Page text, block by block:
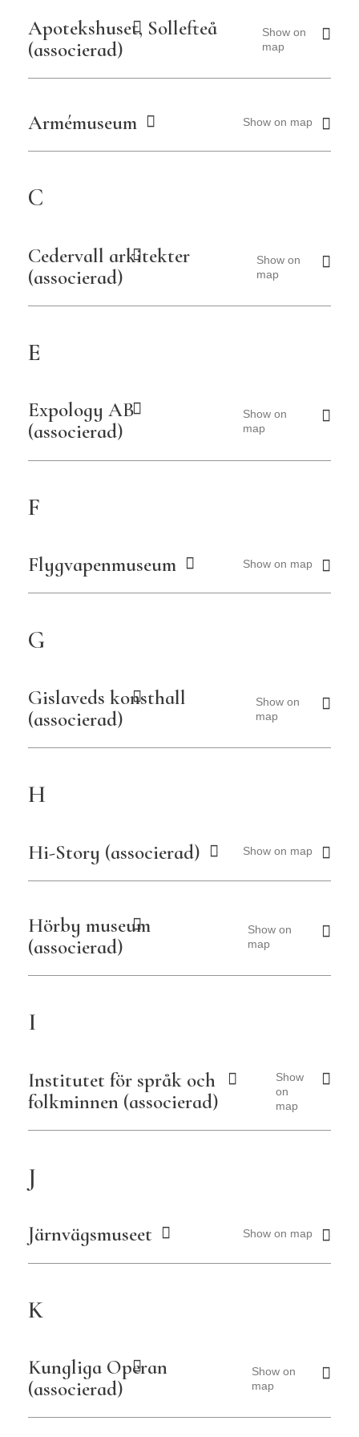
Östergötlands museum
Apotekshuset, Sollefteå
(associerad)
Show on
map
Armémuseum Show on map
C
Cedervall arkitekter
(associerad)
Show on
map
E
Expology AB
(associerad)
Show on
map
F
Flygvapenmuseum Show on map
G
Gislaveds konsthall
(associerad)
Show on
map
H
Hi-Story (associerad) Show on map
Hörby museum
(associerad)
Show on
map
I
Institutet för språk och
folkminnen (associerad)
Show
on
map
J
Järnvägsmuseet Show on map
K
Kungliga Operan
(associerad)
Show on
map